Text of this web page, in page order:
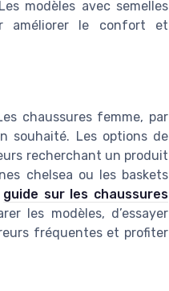
modèles avec semelles
améliorer le confort et
chaussures femme, par
souhaité. Les options de
recherchant un produit
chelsea ou les baskets
guide sur les chaussures
les modèles, d’essayer
fréquentes et profiter